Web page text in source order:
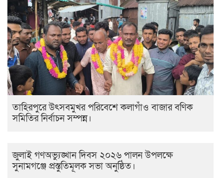
তাহিরপুরে উৎসবমুখর পরিবেশে কলাগাঁও বাজার বণিক
সমিতির নির্বাচন সম্পন্ন।
জুলাই গণঅভ্যুঙ্খান দিবস ২০২৬ পালন উপলক্ষে
সুনামগঞ্জে প্রস্তুতিমূলক সভা অনুষ্ঠিত।